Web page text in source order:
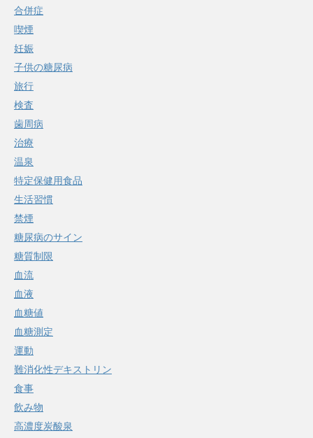
合併症
喫煙
妊娠
子供の糖尿病
旅行
検査
歯周病
治療
温泉
特定保健用食品
生活習慣
禁煙
糖尿病のサイン
糖質制限
血流
血液
血糖値
血糖測定
運動
難消化性デキストリン
食事
飲み物
高濃度炭酸泉